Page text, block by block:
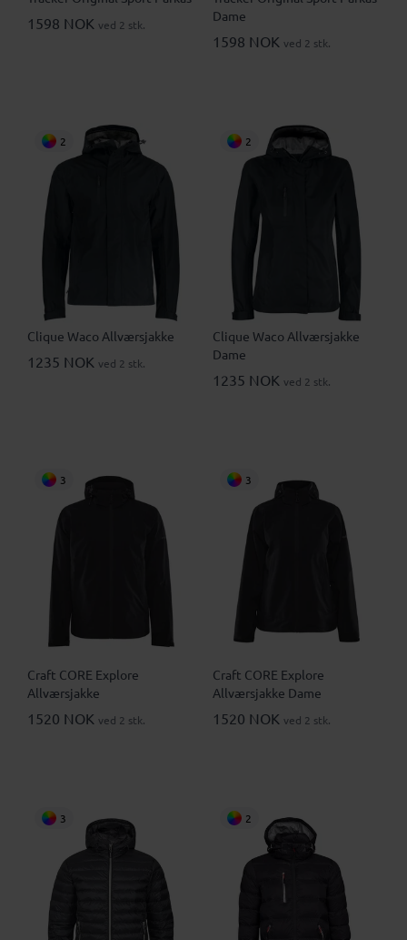
1598 NOK ved 2 stk.
Dame
1598 NOK ved 2 stk.
2
Clique Waco Allværsjakke
1235 NOK ved 2 stk.
2
Clique Waco Allværsjakke
Dame
1235 NOK ved 2 stk.
3
Craft CORE Explore
Allværsjakke
1520 NOK ved 2 stk.
3
Craft CORE Explore
Allværsjakke Dame
1520 NOK ved 2 stk.
3 2